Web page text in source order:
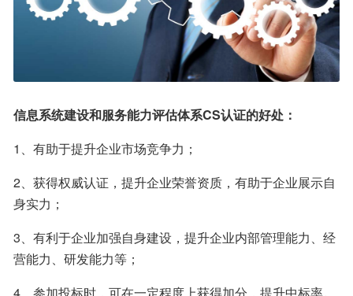
信息系统建设和服务能力评估体系CS认证的好处：
1、有助于提升企业市场竞争力；
2、获得权威认证，提升企业荣誉资质，有助于企业展示自
身实力；
3、有利于企业加强自身建设，提升企业内部管理能力、经
营能力、研发能力等；